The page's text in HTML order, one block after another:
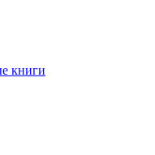
книги